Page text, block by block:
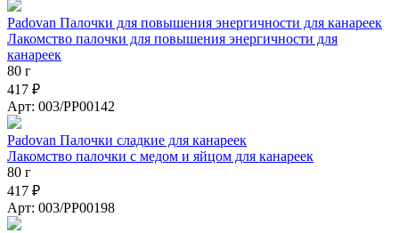
Padovan Палочки для повышения энергичности для канареек
Лакомство палочки для повышения энергичности для
канареек
80 г
417 ₽
Арт: 003/PP00142
Padovan Палочки сладкие для канареек
Лакомство палочки с медом и яйцом для канареек
80 г
417 ₽
Арт: 003/PP00198